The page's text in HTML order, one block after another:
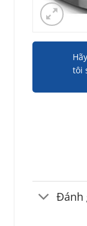
tôi
Đánh